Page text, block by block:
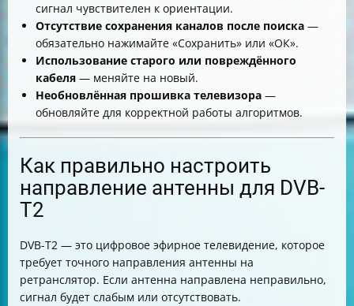
сигнал чувствителен к ориентации.
Отсутствие сохранения каналов после поиска —
обязательно нажимайте «Сохранить» или «ОК».
Использование старого или повреждённого
кабеля — меняйте на новый.
Необновлённая прошивка телевизора —
обновляйте для корректной работы алгоритмов.
Как правильно настроить
направление антенны для DVB-
T2
DVB-T2 — это цифровое эфирное телевидение, которое
требует точного направления антенны на
ретранслятор. Если антенна направлена неправильно,
сигнал будет слабым или отсутствовать.